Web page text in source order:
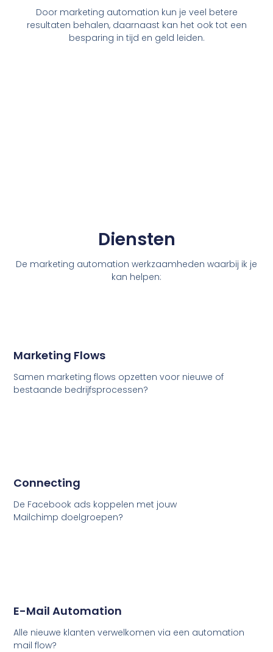
Door marketing automation kun je veel betere
resultaten behalen, daarnaast kan het ook tot een
besparing in tijd en geld leiden.
Diensten
De marketing automation werkzaamheden waarbij ik je
kan helpen:
Marketing Flows
Samen marketing flows opzetten voor nieuwe of
bestaande bedrijfsprocessen?
Connecting
De Facebook ads koppelen met jouw
Mailchimp doelgroepen?
E-Mail Automation
Alle nieuwe klanten verwelkomen via een automation
mail flow?